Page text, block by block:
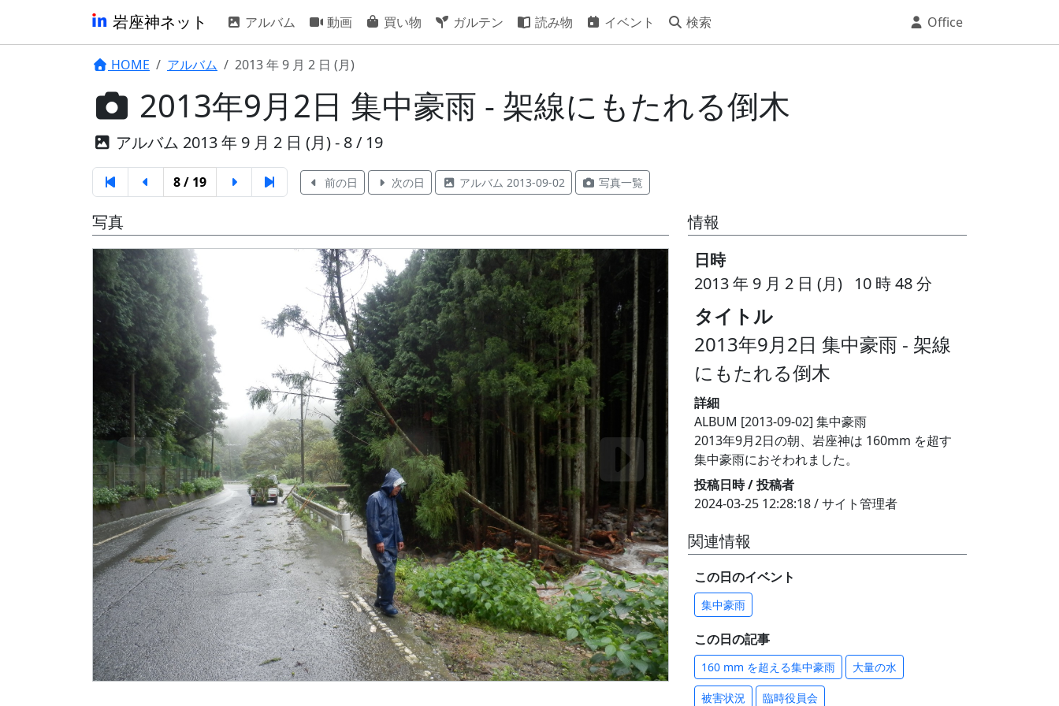
岩座神ネット アルバム 動画 買い物 ガルテン 読み物 イベント 検索 Office
HOME アルバム 2013 年 9 月 2 日 (月)
2013年9月2日 集中豪雨 - 架線にもたれる倒木
アルバム 2013 年 9 月 2 日 (月) - 8 / 19
8 / 19 前の日 次の日 アルバム 2013-09-02 写真一覧
写真
情報
日時
2013 年 9 月 2 日 (月) 10 時 48 分
タイトル
2013年9月2日 集中豪雨 - 架線
にもたれる倒木
詳細
ALBUM [2013-09-02] 集中豪雨
2013年9月2日の朝、岩座神は 160mm を超す
集中豪雨におそわれました。
投稿日時 / 投稿者
2024-03-25 12:28:18 / サイト管理者
関連情報
この日のイベント
集中豪雨
この日の記事
160 mm を超える集中豪雨 大量の水
被害状況 臨時役員会